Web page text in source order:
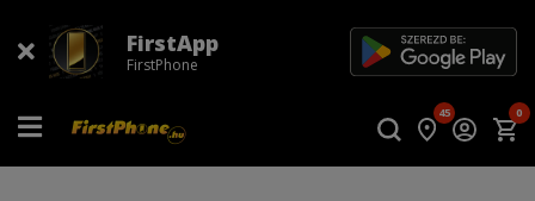
FirstApp
FirstPhone
45 0